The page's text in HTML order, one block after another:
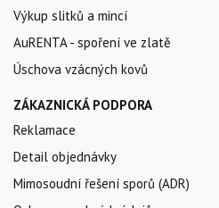
Výkup slitků a mincí
AuRENTA - spoření ve zlatě
Úschova vzácných kovů
ZÁKAZNICKÁ PODPORA
Reklamace
Detail objednávky
Mimosoudní řešení sporů (ADR)